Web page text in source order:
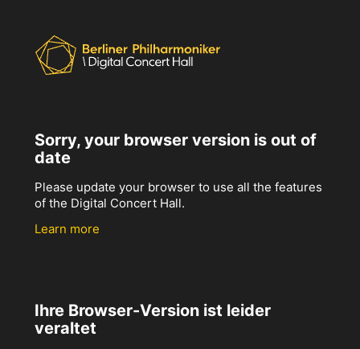
Sorry, your browser version is out of
date
Please update your browser to use all the features
of the Digital Concert Hall.
Learn more
Ihre Browser-Version ist leider
veraltet